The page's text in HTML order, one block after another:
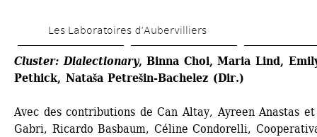
au
contenu
principal
Les Laboratoires d’Aubervilliers
Cluster: Dialectionary, Binna Choi, Maria Lind,
Pethick, Nataša Petrešin-Bachelez (Dir.)
Avec des contributions de Can Altay, Ayreen Anastas et
Gabri, Ricardo Basbaum, Céline Condorelli,